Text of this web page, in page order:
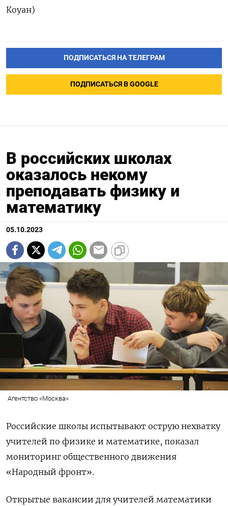
Коуан)
ПОДПИСАТЬСЯ НА ТЕЛЕГРАМ
ПОДПИСАТЬСЯ В GOOGLE
В российских школах
оказалось некому
преподавать физику и
математику
05.10.2023
Агентство «Москва»
Российские школы испытывают острую нехватку
учителей по физике и математике, показал
мониторинг общественного движения
«Народный фронт».
Открытые вакансии для учителей математики